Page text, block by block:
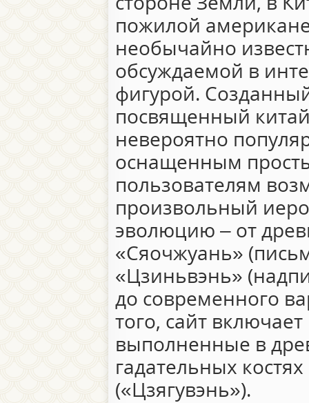
пожилой
необычайно
обсуждаемой в
фигурой.
посвященный
невероятно
оснащенным
пользователям
произвольный
эволюцию – от
«Сяочжуань»
«Цзиньвэнь»
до современного
того, сайт
выполненные в
гадательных
(«Цзягувэнь»).